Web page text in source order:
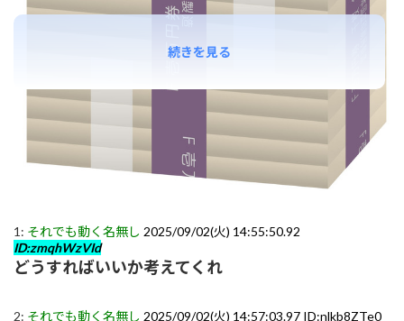
1: それでも動く名無し 2025/09/02(火) 14:55:50.92
ID:zmqhWzVId
どうすればいいか考えてくれ
2: それでも動く名無し 2025/09/02(火) 14:57:03.97 ID:nlkb8ZTe0
続きを見る